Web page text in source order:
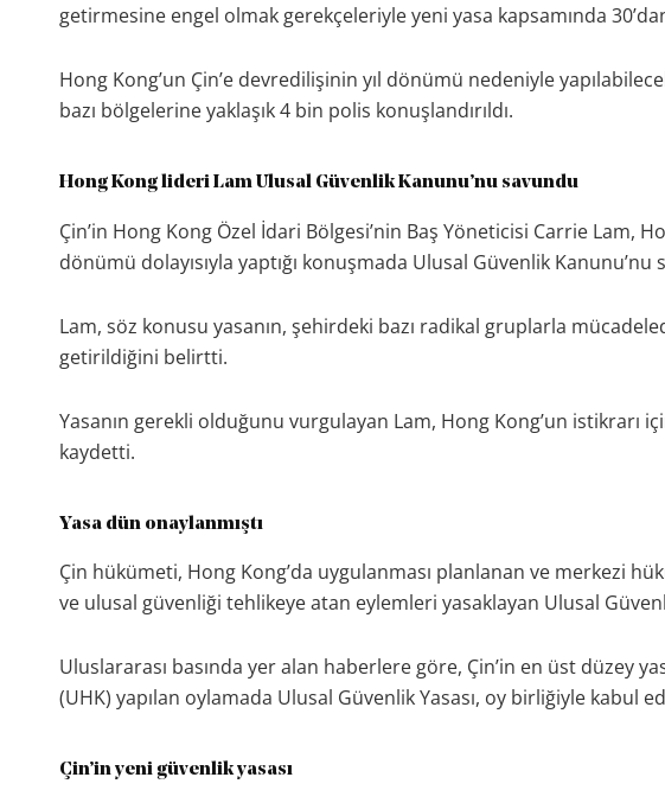
getirmesine engel olmak gerekçeleriyle yeni yasa kapsamında
Hong Kong’un Çin’e devredilişinin yıl dönümü nedeniyle
bazı bölgelerine yaklaşık 4 bin polis konuşlandırıldı.
Hong Kong lideri Lam Ulusal Güvenlik Kanunu’nu savundu
Çin’in Hong Kong Özel İdari Bölgesi’nin Baş Yöneticisi Carrie Lam,
dönümü dolayısıyla yaptığı konuşmada Ulusal Güvenlik Kanunu’nu
Lam, söz konusu yasanın, şehirdeki bazı radikal gruplarla
getirildiğini belirtti.
Yasanın gerekli olduğunu vurgulayan Lam, Hong Kong’un istikrarı
kaydetti.
Yasa dün onaylanmıştı
Çin hükümeti, Hong Kong’da uygulanması planlanan ve merkezi
ve ulusal güvenliği tehlikeye atan eylemleri yasaklayan Ulusal
Uluslararası basında yer alan haberlere göre, Çin’in en üst düzey
(UHK) yapılan oylamada Ulusal Güvenlik Yasası, oy birliğiyle kabul
Çin’in yeni güvenlik yasası